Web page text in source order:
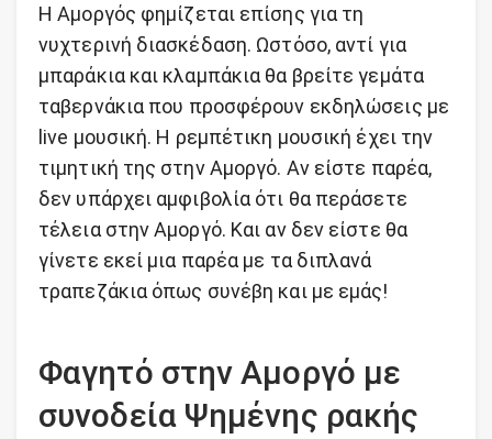
Η Αμοργός φημίζεται επίσης για τη
νυχτερινή διασκέδαση. Ωστόσο, αντί για
μπαράκια και κλαμπάκια θα βρείτε γεμάτα
ταβερνάκια που προσφέρουν εκδηλώσεις με
live μουσική. Η ρεμπέτικη μουσική έχει την
τιμητική της στην Αμοργό. Αν είστε παρέα,
δεν υπάρχει αμφιβολία ότι θα περάσετε
τέλεια στην Αμοργό. Και αν δεν είστε θα
γίνετε εκεί μια παρέα με τα διπλανά
τραπεζάκια όπως συνέβη και με εμάς!
Φαγητό στην Αμοργό με
συνοδεία Ψημένης ρακής